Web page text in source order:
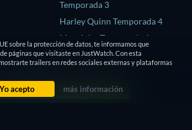
Temporada 3
Harley Quinn Temporada 4
Mourinho Temporada 1
Conversations with a Killer:
The Charles Manson Tapes
sobre la protección de datos, te informamos que
páginas que visitaste en JustWatch. Con esta
trailers en redes sociales externas y plataformas
Yo acepto más información